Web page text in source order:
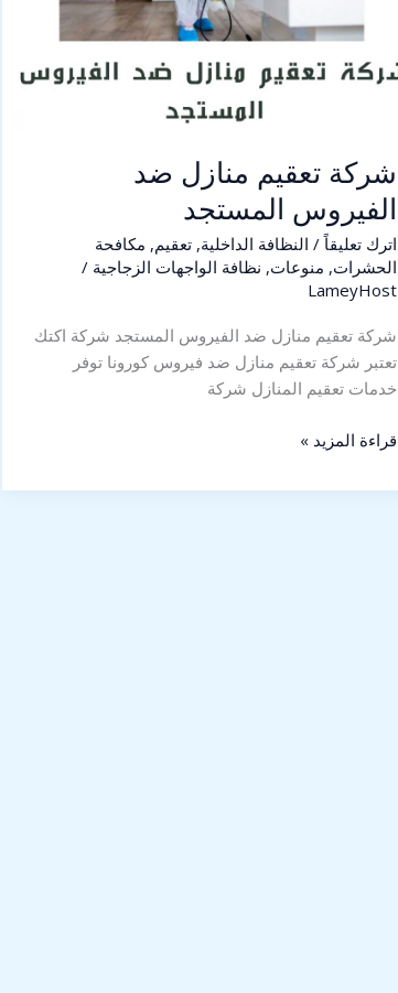
شركة تعقيم منازل ضد
الفيروس المستجد
اترك تعليقاً / النظافة الداخلية,تعقيم, مكافحة
الحشرات, منوعات, نظافة الواجهات الزجاجية /
LameyHost
شركة تعقيم منازل ضد الفيروس المستجد شركة اكتك
تعتبر شركة تعقيم منازل ضد فيروس كورونا توفر
خدمات تعقيم المنازل شركة
قراءة المزيد »